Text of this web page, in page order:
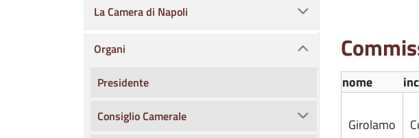
nome
Girolamo
La Camera di Napoli
Organi
Presidente
Consiglio Camerale